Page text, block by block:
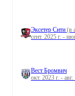
Эксетер Сити (в
сент. 2025 г. -
Вест Бромвич
окт. 2023 г. - авг.